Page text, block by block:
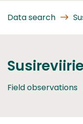
Data search
Field observations